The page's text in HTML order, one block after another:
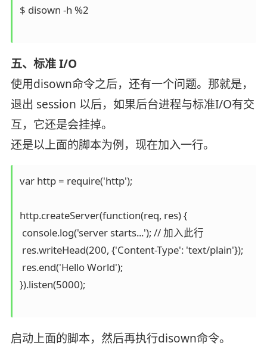
$ disown -h %2
五、标准 I/O
使用disown命令之后，还有一个问题。那就是，
退出 session 以后，如果后台进程与标准I/O有交
互，它还是会挂掉。
还是以上面的脚本为例，现在加入一行。
var http = require('http');
http.createServer(function(req, res) {
console.log('server starts...'); // 加入此行
res.writeHead(200, {'Content-Type': 'text/plain'});
res.end('Hello World');
}).listen(5000);
启动上面的脚本，然后再执行disown命令。